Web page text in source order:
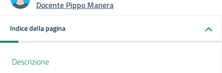
Docente Pippo Manera
Indice della pagina
Descrizione